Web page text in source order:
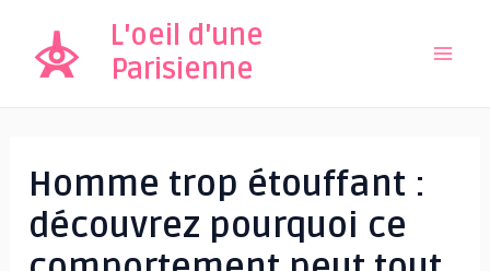
contenu
L'oeil d'une
Parisienne
Homme trop étouffant :
découvrez pourquoi ce